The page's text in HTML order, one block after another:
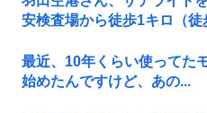
安検査場から徒歩1キロ（
最近、10年くらい使ってた
始めたんですけど、あの...